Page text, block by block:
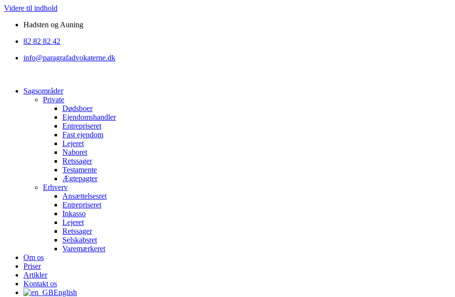
Videre til indhold
Hadsten og Auning
82 82 82 42
info@paragrafadvokaterne.dk
Sagsområder
Private
Dødsboer
Ejendomshandler
Entrepriseret
Fast ejendom
Lejeret
Naboret
Retssager
Testamente
Ægtepagter
Erhverv
Ansættelsesret
Entrepriseret
Inkasso
Lejeret
Retssager
Selskabsret
Varemærkeret
Om os
Priser
Artikler
Kontakt os
English